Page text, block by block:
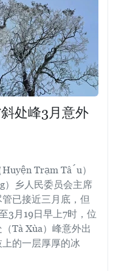
处峰3月意外
Trạm Tấu）
）乡人民委员会主席
已接近三月底，但
3月19日早上7时，位
Tà Xùa）峰意外出
的一层厚厚的冰